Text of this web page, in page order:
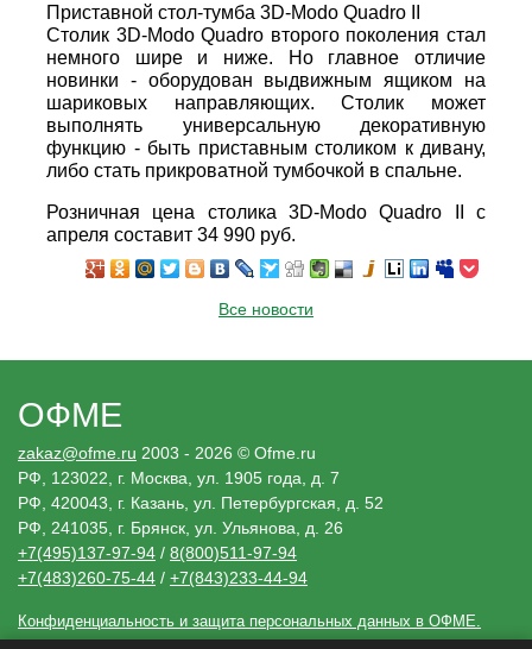
Приставной стол-тумба 3D-Modo Quadro II
Столик 3D-Modo Quadro второго поколения стал
немного шире и ниже. Но главное отличие
новинки - оборудован выдвижным ящиком на
шариковых направляющих. Столик может
выполнять универсальную декоративную
функцию - быть приставным столиком к дивану,
либо стать прикроватной тумбочкой в спальне.
Розничная цена столика 3D-Modo Quadro II с
апреля составит 34 990 руб.
Все новости
Конфиденциальность и защита персональных данных в ОФМЕ.
ОФМЕ
zakaz@ofme.ru 2003 - 2026 © Ofme.ru
РФ, 123022, г. Москва, ул. 1905 года, д. 7
РФ, 420043, г. Казань, ул. Петербургская, д. 52
РФ, 241035, г. Брянск, ул. Ульянова, д. 26
+7(495)137-97-94 / 8(800)511-97-94
+7(483)260-75-44 / +7(843)233-44-94